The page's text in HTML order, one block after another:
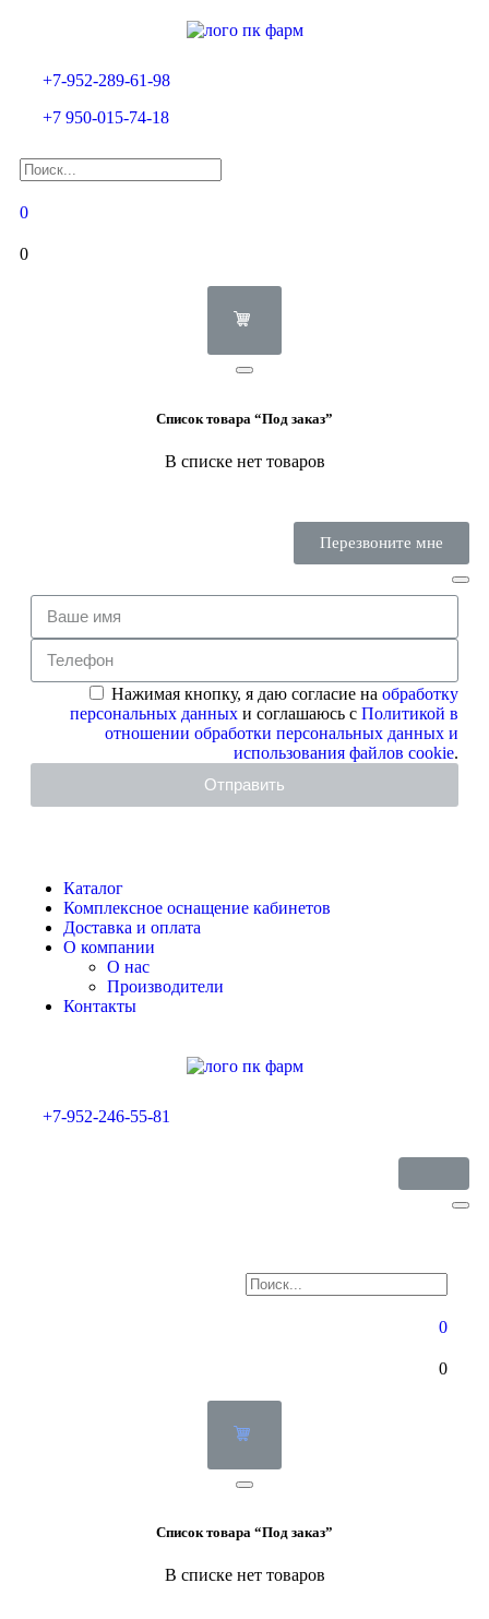
+7-952-289-61-98
+7 950-015-74-18
0
0
Список товара “Под заказ”
В списке нет товаров
Перезвоните мне
Нажимая кнопку, я даю согласие на обработку
персональных данных и соглашаюсь с Политикой в
отношении обработки персональных данных и
использования файлов cookie.
Отправить
Каталог
Комплексное оснащение кабинетов
Доставка и оплата
О компании
О нас
Производители
Контакты
+7-952-246-55-81
0
0
Список товара “Под заказ”
В списке нет товаров